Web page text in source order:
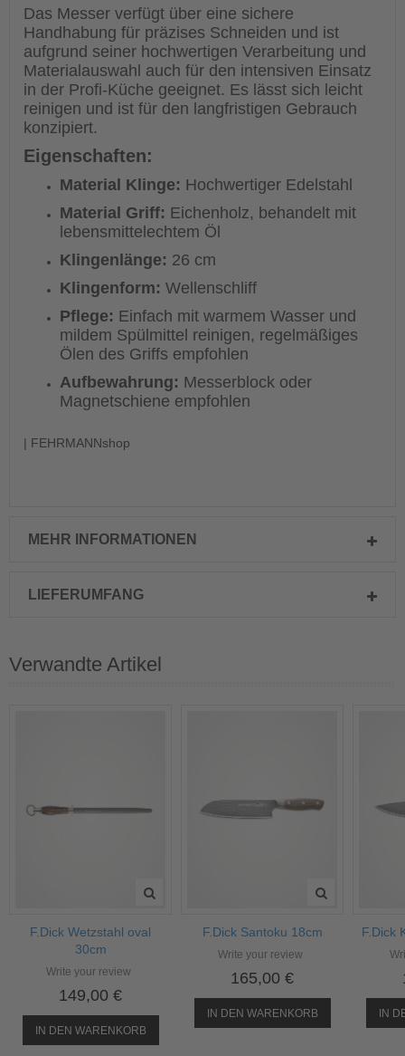
Das Messer verfügt über eine sichere
Handhabung für präzises Schneiden und ist
aufgrund seiner hochwertigen Verarbeitung und
Materialauswahl auch für den intensiven Einsatz
in der Profi-Küche geeignet. Es lässt sich leicht
reinigen und ist für den langfristigen Gebrauch
konzipiert.
Eigenschaften:
Material Klinge: Hochwertiger Edelstahl
Material Griff: Eichenholz, behandelt mit
lebensmittelechtem Öl
Klingenlänge: 26 cm
Klingenform: Wellenschliff
Pflege: Einfach mit warmem Wasser und
mildem Spülmittel reinigen, regelmäßiges
Ölen des Griffs empfohlen
Aufbewahrung: Messerblock oder
Magnetschiene empfohlen
| FEHRMANNshop
MEHR INFORMATIONEN
LIEFERUMFANG
Verwandte Artikel
F.Dick Wetzstahl oval
30cm
Write your review
149,00 €
IN DEN WARENKORB
F.Dick Santoku 18cm
Write your review
165,00 €
IN DEN WARENKORB
F.Dick
IN